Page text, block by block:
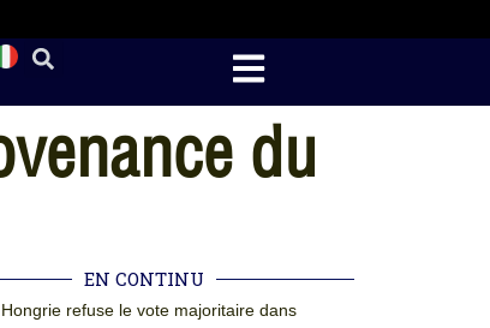
du
EN CONTINU
refuse le vote majoritaire dans